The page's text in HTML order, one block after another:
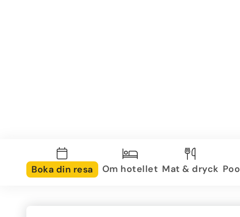
Boka din resa Om hotellet Mat & dryck